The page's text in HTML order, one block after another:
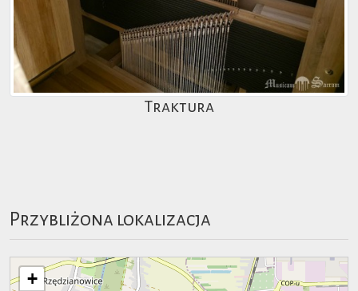
Traktura
Przybliżona lokalizacja
+